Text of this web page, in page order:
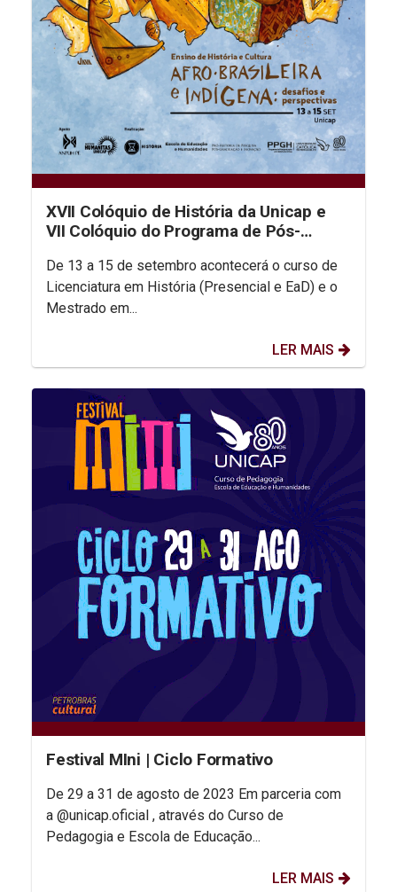
XVII Colóquio de História da Unicap e
VII Colóquio do Programa de Pós-
De 13 a 15 de setembro acontecerá o curso de
Licenciatura em História (Presencial e EaD) e o
Mestrado em...
LER MAIS
Festival MIni | Ciclo Formativo
De 29 a 31 de agosto de 2023 Em parceria com
a @unicap.oficial , através do Curso de
Pedagogia e Escola de Educação...
LER MAIS